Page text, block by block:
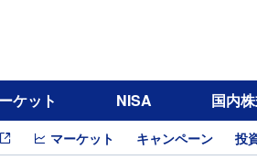
ケット NISA 国内
マーケット キャンペーン 投